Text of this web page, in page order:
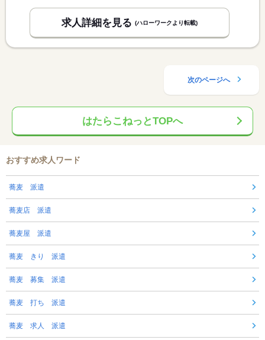
求人詳細を見る (ハローワークより転載)
次のページへ
はたらこねっとTOPへ
おすすめ求人ワード
蕎麦 派遣
蕎麦店 派遣
蕎麦屋 派遣
蕎麦 きり 派遣
蕎麦 募集 派遣
蕎麦 打ち 派遣
蕎麦 求人 派遣